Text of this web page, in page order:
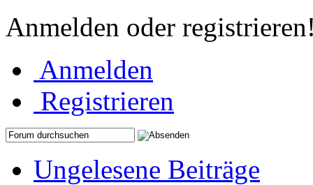
Anmelden oder
Anmelden
Registrieren
Ungelesene Beiträge